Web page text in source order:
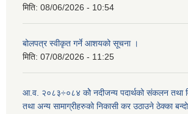
मिति: 08/06/2026 - 10:54
बोलपत्र स्वीकृत गर्ने आशयको सूचना ।
मिति: 07/08/2026 - 11:25
आ.व. २०८३÷०८४ कोे नदीजन्य पदार्थको संकलन तथा
तथा अन्य सामाग्रीहरुको निकासी कर उठाउने ठेक्का